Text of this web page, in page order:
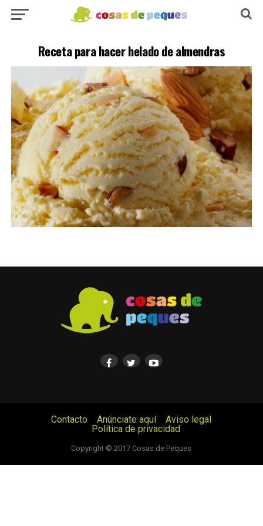
Receta para hacer helado de almendras
Contacto Anúnciate aquí
Aviso legal
Política de privacidad
Copyright © 2017 Cosas de Peques